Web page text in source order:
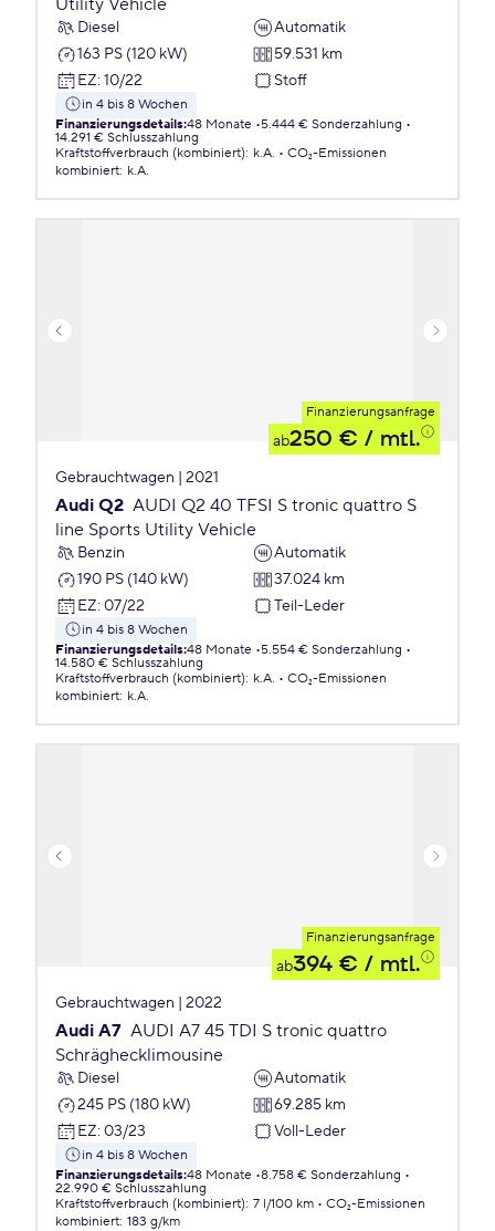
Utility Vehicle
Diesel
Automatik
163 PS (120 kW)
59.531 km
EZ: 10/22 Stoff
in 4 bis 8 Wochen
Finanzierungsdetails:48 Monate 5.444 € Sonderzahlung
14.291 € Schlusszahlung
Kraftstoffverbrauch (kombiniert): k.A.
CO₂-Emissionen
kombiniert: k.A.
Finanzierungsanfrage
ab250 € / mtl.
Gebrauchtwagen | 2021
Audi Q2 AUDI Q2 40 TFSI S tronic quattro S
line Sports Utility Vehicle
Benzin
Automatik
190 PS (140 kW)
37.024 km
EZ: 07/22 Teil-Leder
in 4 bis 8 Wochen
Finanzierungsdetails:48 Monate 5.554 € Sonderzahlung
14.580 € Schlusszahlung
Kraftstoffverbrauch (kombiniert): k.A.
CO₂-Emissionen
kombiniert: k.A.
Finanzierungsanfrage
ab394 € / mtl.
Gebrauchtwagen | 2022
Audi A7 AUDI A7 45 TDI S tronic quattro
Schräghecklimousine
Diesel
Automatik
245 PS (180 kW)
69.285 km
EZ: 03/23 Voll-Leder
in 4 bis 8 Wochen
Finanzierungsdetails:48 Monate 8.758 € Sonderzahlung
22.990 € Schlusszahlung
Kraftstoffverbrauch (kombiniert): 7 l/100 km
CO₂-Emissionen
kombiniert: 183 g/km